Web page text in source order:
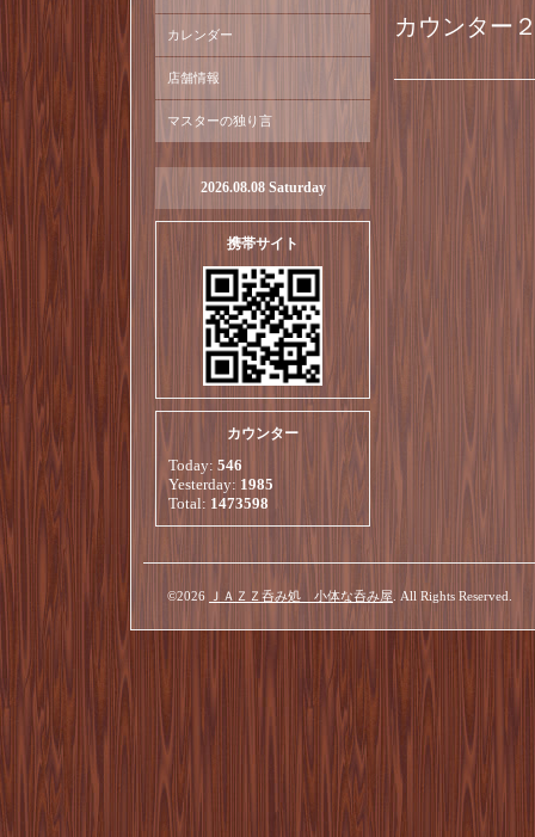
カウンター
カレンダー
店舗情報
マスターの独り言
2026.08.08 Saturday
携帯サイト
カウンター
Today: 546
Yesterday: 1985
Total: 1473598
©2026 ＪＡＺＺ呑み処 小体な呑み屋 . All Rights Reserved.